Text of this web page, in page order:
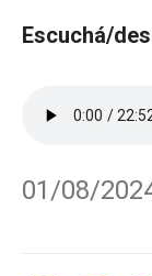
Escuchá/
01/08/